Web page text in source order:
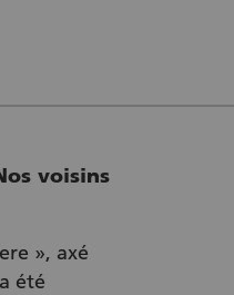
voisins
», axé
été